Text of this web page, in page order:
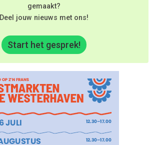
gemaakt?
Deel jouw nieuws met ons!
Start het gesprek!